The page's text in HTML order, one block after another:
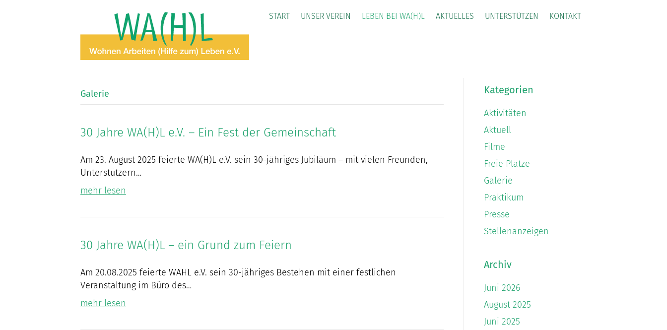
START UNSER VEREIN LEBEN BEI WA(H)L AKTUELLES UNTERSTÜTZEN KONTAKT
Galerie
30 Jahre WA(H)L e.V. – Ein Fest der Gemeinschaft
Am 23. August 2025 feierte WA(H)L e.V. sein 30-jähriges Jubiläum – mit vielen Freunden,
Unterstützern…
mehr lesen
30 Jahre WA(H)L – ein Grund zum Feiern
Am 20.08.2025 feierte WAHL e.V. sein 30-jähriges Bestehen mit einer festlichen
Veranstaltung im Büro des…
mehr lesen
Kategorien
Aktivitäten
Aktuell
Filme
Freie Plätze
Galerie
Praktikum
Presse
Stellenanzeigen
Archiv
Juni 2026
August 2025
Juni 2025